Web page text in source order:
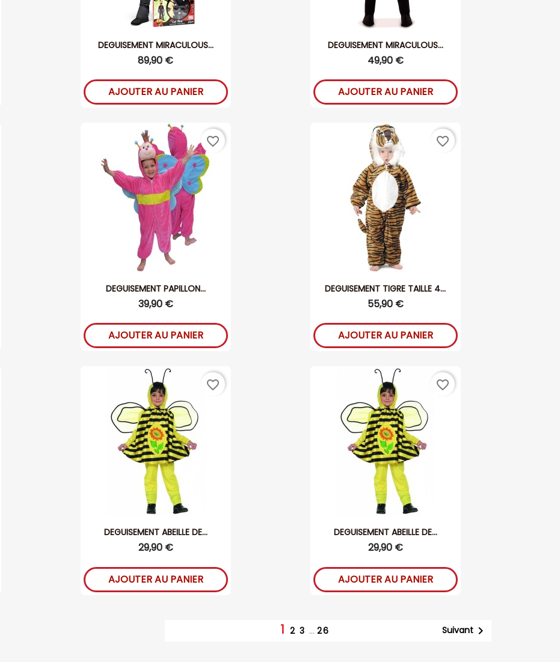
DEGUISEMENT MIRACULOUS...
89,90 €
AJOUTER AU PANIER
DEGUISEMENT MIRACULOUS...
49,90 €
AJOUTER AU PANIER
DEGUISEMENT PAPILLON...
39,90 €
AJOUTER AU PANIER
favorite_border
DEGUISEMENT TIGRE TAILLE 4...
55,90 €
AJOUTER AU PANIER
favorite_border
DEGUISEMENT ABEILLE DE...
29,90 €
AJOUTER AU PANIER
favorite_border
DEGUISEMENT ABEILLE DE...
29,90 €
AJOUTER AU PANIER
favorite_border
123 … 26 Suivant